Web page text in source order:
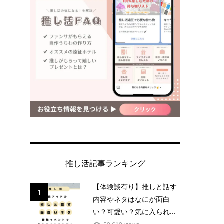
推し活記事ランキング
1
【体験談有り】推しと話す
内容やネタはなにが面白
い？可愛い？気に入られ...